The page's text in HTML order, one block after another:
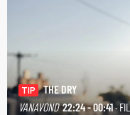
TIP
THE DRY
VANAVOND 22:24 - 00:41·